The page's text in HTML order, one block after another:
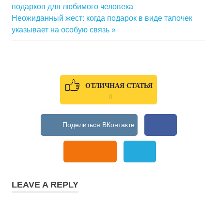
Навигация
по
Post:
подарков для любимого человека
Next
Post:
Неожиданный жест: когда подарок в виде тапочек
указывает на особую связь
ОТЛИЧНАЯ СТАТЬЯ
0
LEAVE A REPLY